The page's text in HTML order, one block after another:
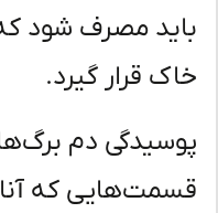
باید مصرف شود
خاک قرار گیرد.
پوسیدگی دم
قسمت‌هایی که